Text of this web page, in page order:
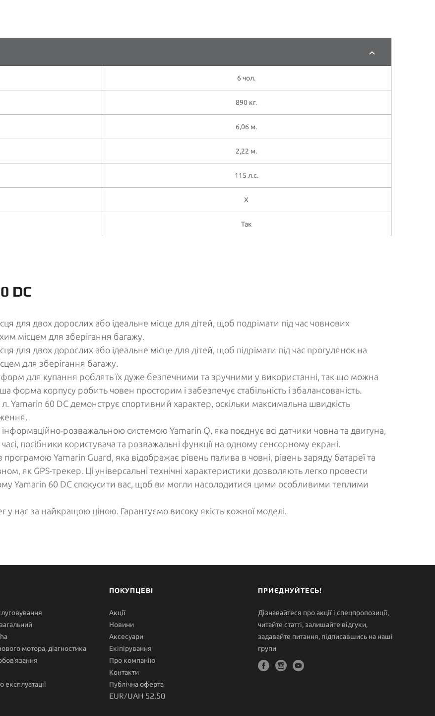
6 чол.
890 кг.
6,06 м.
2,22 м.
115 л.с.
X
Так
DC
для двох дорослих або ідеальне місце для дітей, щоб подрімати під час човнових
місцем для зберігання багажу.
для двох дорослих або ідеальне місце для дітей, щоб підрімати під час прогулянок на
для зберігання багажу.
для купання роблять їх дуже безпечними та зручними у використанні, так що можна
корпусу робить човен просторим і забезпечує стабільність і збалансованість.
Yamarin 60 DC демонструє спортивний характер, оскільки максимальна швидкість
розважальною системою Yamarin Q, яка поєднує всі датчики човна та двигуна,
посібники користувача та розважальні функції на одному сенсорному екрані.
Yamarin Guard, яка відображає рівень палива в човні, рівень заряду батареї та
як GPS-трекер. Ці універсальні технічні характеристики дозволяють легко провести
Yamarin 60 DC спокусити вас, щоб ви могли насолодитися цими особливими теплими
нас за найкращою ціною. Гарантуємо високу якість кожної моделі.
мотора, діагностика
експлуатації
ПОКУПЦЕВІ
Акції
Новини
Аксесуари
Екіпірування
Про компанію
Контакти
Публічна оферта
EUR/UAH 52.50
ПРИЄДНУЙТЕСЬ!
Дізнавайтеся про акції і спецпропозиції,
читайте статті, залишайте відгуки,
задавайте питання, підписавшись на наші
групи